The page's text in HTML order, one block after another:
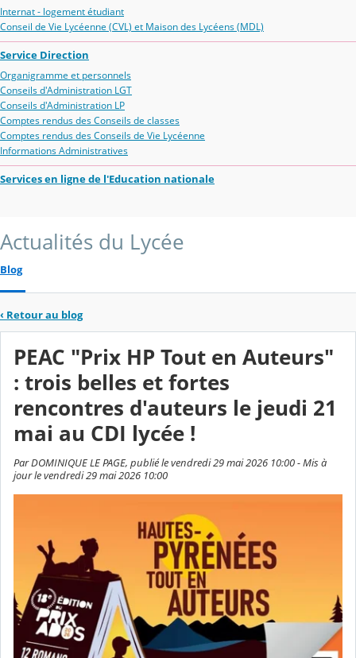
Internat - logement étudiant
Conseil de Vie Lycéenne (CVL) et Maison des Lycéens (MDL)
Service Direction
Organigramme et personnels
Conseils d'Administration LGT
Conseils d'Administration LP
Comptes rendus des Conseils de classes
Comptes rendus des Conseils de Vie Lycéenne
Informations Administratives
Services en ligne de l'Education nationale
Actualités du Lycée
Blog
‹ Retour au blog
PEAC "Prix HP Tout en Auteurs"
: trois belles et fortes
rencontres d'auteurs le jeudi 21
mai au CDI lycée !
Par DOMINIQUE LE PAGE, publié le vendredi 29 mai 2026 10:00 - Mis à
jour le vendredi 29 mai 2026 10:00